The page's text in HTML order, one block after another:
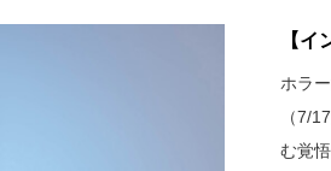
【
ホラ
（7/
む覚